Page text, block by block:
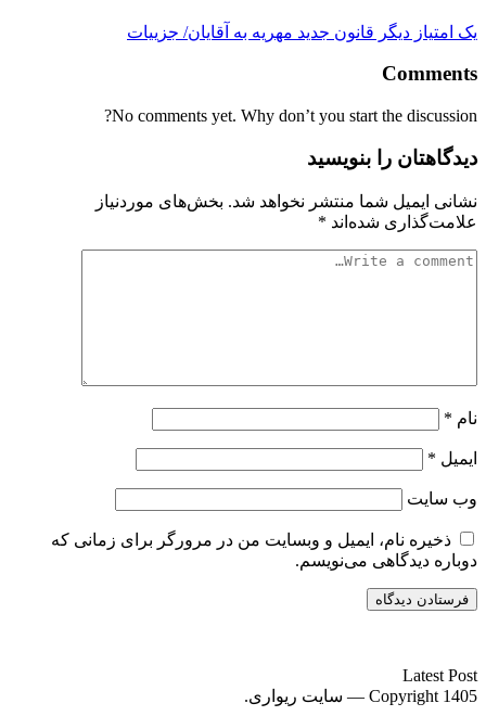
یک امتیاز دیگر قانون جدید مهریه به آقایان/ جزییات
Comments
No comments yet. Why don’t you start the discussion?
دیدگاهتان را بنویسید
نشانی ایمیل شما منتشر نخواهد شد. بخش‌های موردنیاز
علامت‌گذاری شده‌اند *
نام *
ایمیل *
وب‌ سایت
ذخیره نام، ایمیل و وبسایت من در مرورگر برای زمانی که
دوباره دیدگاهی می‌نویسم.
Latest Post
Copyright 1405 — سایت ریواری.